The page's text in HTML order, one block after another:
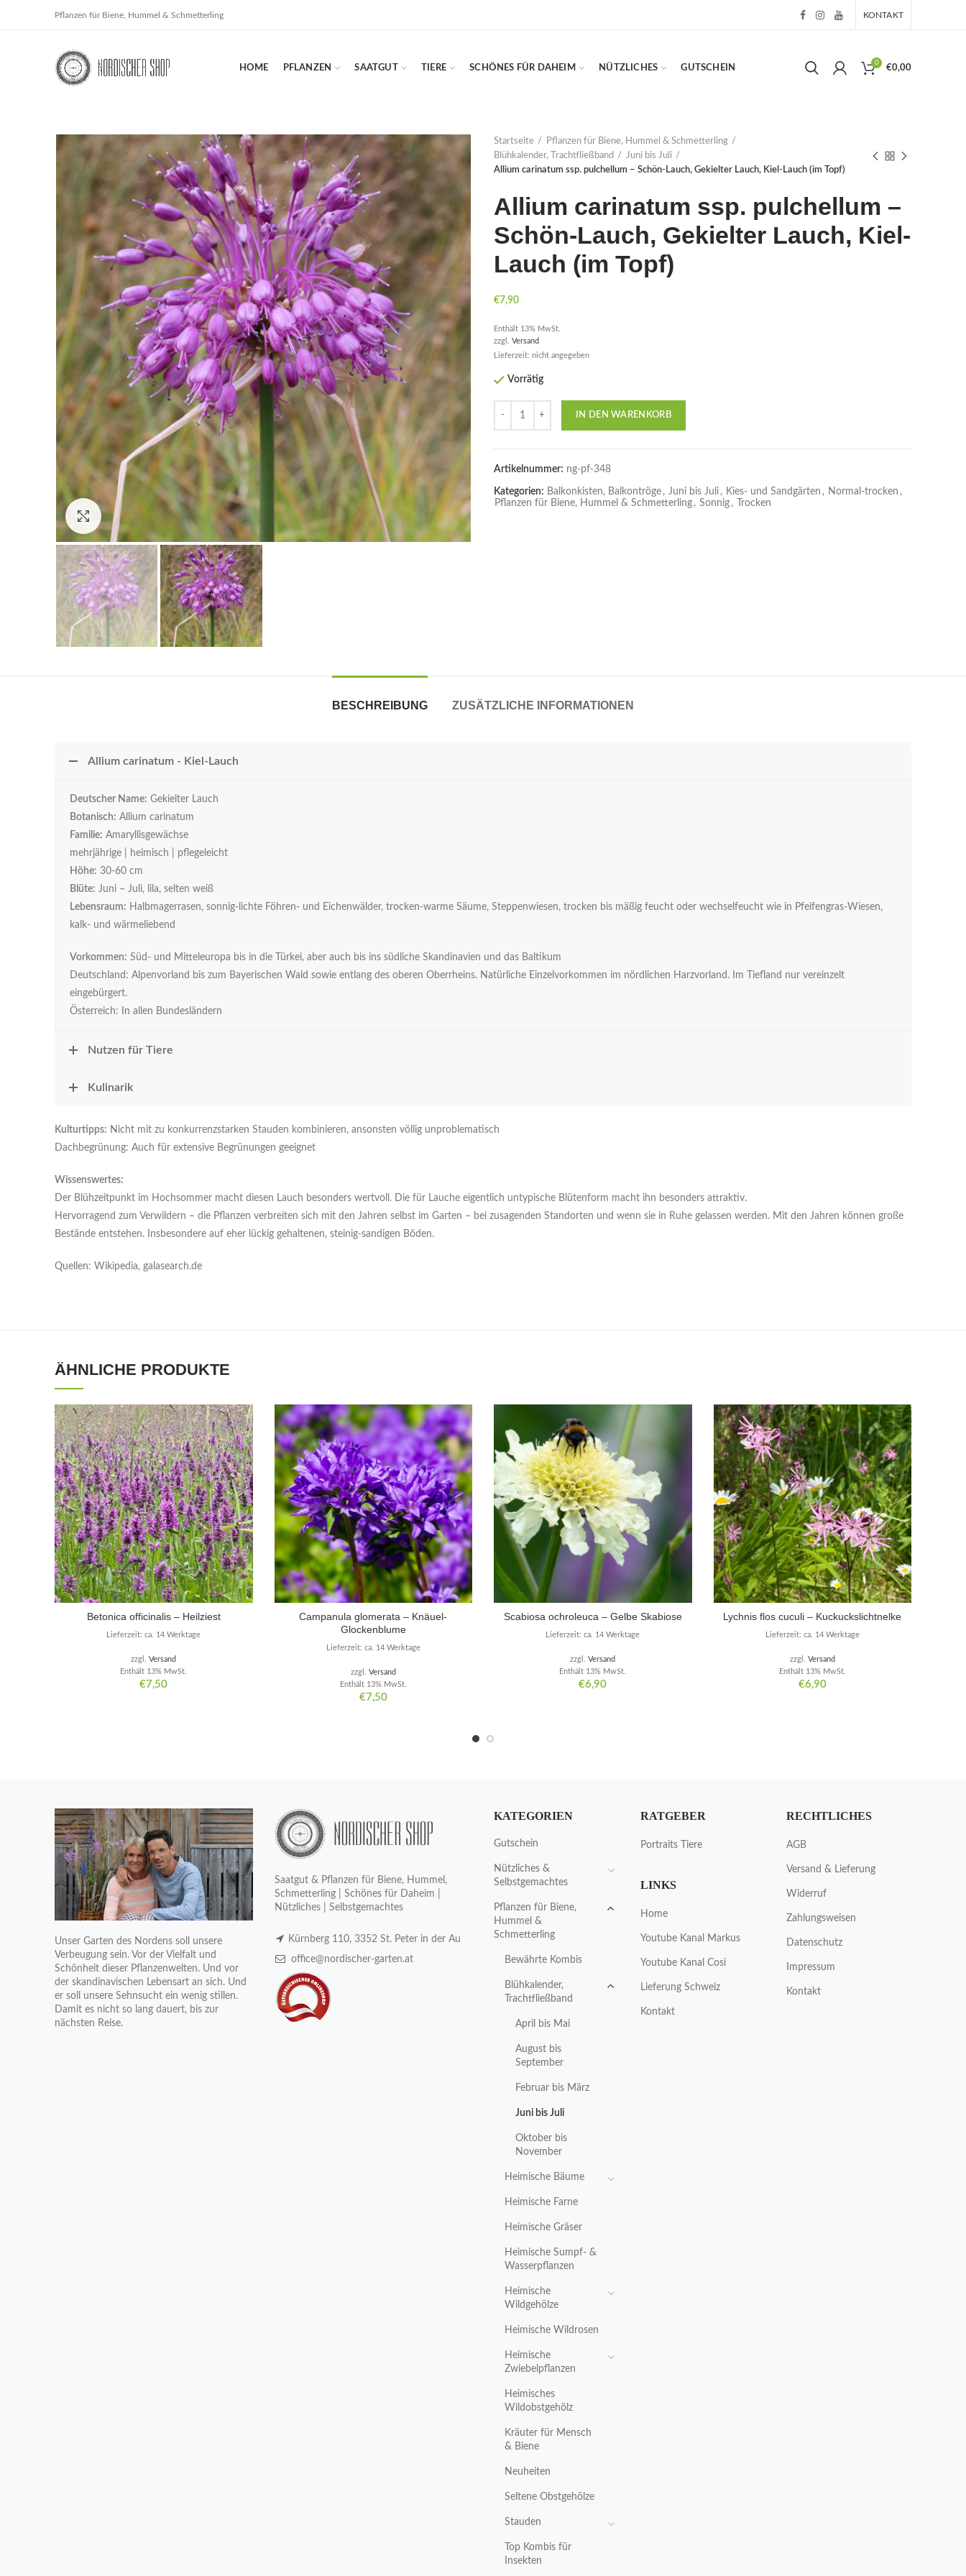
Pflanzen für Biene, Hummel & Schmetterling KONTAKT
HOME PFLANZEN SAATGUT TIERE SCHÖNES FÜR DAHEIM NÜTZLICHES GUTSCHEIN
0
€0,00
Click to enlarge
Startseite
Pflanzen für Biene, Hummel & Schmetterling
Blühkalender, Trachtfließband
Juni bis Juli
Allium carinatum ssp. pulchellum – Schön-Lauch, Gekielter Lauch, Kiel-Lauch (im Topf)
Allium carinatum ssp. pulchellum –
Schön-Lauch, Gekielter Lauch, Kiel-
Lauch (im Topf)
€7,90
Enthält 13% MwSt.
zzgl. Versand
Lieferzeit: nicht angegeben
Vorrätig
IN DEN WARENKORB
Artikelnummer: ng-pf-348
Kategorien: Balkonkisten, Balkontröge , Juni bis Juli , Kies- und Sandgärten , Normal-trocken ,
Pflanzen für Biene, Hummel & Schmetterling , Sonnig , Trocken
BESCHREIBUNG ZUSÄTZLICHE INFORMATIONEN
Allium carinatum - Kiel-Lauch
Deutscher Name: Gekielter Lauch
Botanisch: Allium carinatum
Familie: Amaryllisgewächse
mehrjährige | heimisch | pflegeleicht
Höhe: 30-60 cm
Blüte: Juni – Juli, lila, selten weiß
Lebensraum: Halbmagerrasen, sonnig-lichte Föhren- und Eichenwälder, trocken-warme Säume, Steppenwiesen, trocken bis mäßig feucht oder wechselfeucht wie in Pfeifengras-Wiesen,
kalk- und wärmeliebend
Vorkommen: Süd- und Mitteleuropa bis in die Türkei, aber auch bis ins südliche Skandinavien und das Baltikum
Deutschland: Alpenvorland bis zum Bayerischen Wald sowie entlang des oberen Oberrheins. Natürliche Einzelvorkommen im nördlichen Harzvorland. Im Tiefland nur vereinzelt
eingebürgert.
Österreich: In allen Bundesländern
Nutzen für Tiere
Kulinarik
Kulturtipps: Nicht mit zu konkurrenzstarken Stauden kombinieren, ansonsten völlig unproblematisch
Dachbegrünung: Auch für extensive Begrünungen geeignet
Wissenswertes:
Der Blühzeitpunkt im Hochsommer macht diesen Lauch besonders wertvoll. Die für Lauche eigentlich untypische Blütenform macht ihn besonders attraktiv.
Hervorragend zum Verwildern – die Pflanzen verbreiten sich mit den Jahren selbst im Garten – bei zusagenden Standorten und wenn sie in Ruhe gelassen werden. Mit den Jahren können große
Bestände entstehen. Insbesondere auf eher lückig gehaltenen, steinig-sandigen Böden.
Quellen: Wikipedia, galasearch.de
ÄHNLICHE PRODUKTE
Betonica officinalis – Heilziest
€7,50
Enthält 13% MwSt.
zzgl.Versand
Lieferzeit: ca. 14 Werktage
Campanula glomerata – Knäuel-
Glockenblume
€7,50
Enthält 13% MwSt.
zzgl. Versand
Lieferzeit: ca. 14 Werktage
Scabiosa ochroleuca – Gelbe Skabiose
€6,90
Enthält 13% MwSt.
zzgl.Versand
Lieferzeit: ca. 14 Werktage
Lychnis flos cuculi – Kuckuckslichtnelke
€6,90
Enthält 13% MwSt.
zzgl. Versand
Lieferzeit: ca. 14 Werktage
Unser Garten des Nordens soll unsere
Verbeugung sein. Vor der Vielfalt und
Schönheit dieser Pflanzenwelten. Und vor
der skandinavischen Lebensart an sich. Und
er soll unsere Sehnsucht ein wenig stillen.
Damit es nicht so lang dauert, bis zur
nächsten Reise.
Saatgut & Pflanzen für Biene, Hummel,
Schmetterling | Schönes für Daheim |
Nützliches | Selbstgemachtes
Kürnberg 110, 3352 St. Peter in der Au
office@nordischer-garten.at
KATEGORIEN
Gutschein
Nützliches &
Selbstgemachtes
Pflanzen für Biene,
Hummel &
Schmetterling
Bewährte Kombis
Blühkalender,
Trachtfließband
April bis Mai
August bis
September
Februar bis März
Juni bis Juli
Oktober bis
November
Heimische Bäume
Heimische Farne
Heimische Gräser
Heimische Sumpf- &
Wasserpflanzen
Heimische
Wildgehölze
Heimische Wildrosen
Heimische
Zwiebelpflanzen
Heimisches
Wildobstgehölz
Kräuter für Mensch
& Biene
Neuheiten
Seltene Obstgehölze
Stauden
Top Kombis für
Insekten
RATGEBER
Portraits Tiere
LINKS
Home
Youtube Kanal Markus
Youtube Kanal Cosi
Lieferung Schweiz
Kontakt
RECHTLICHES
AGB
Versand & Lieferung
Widerruf
Zahlungsweisen
Datenschutz
Impressum
Kontakt